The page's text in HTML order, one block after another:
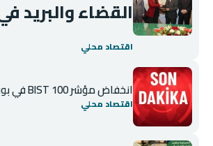
القضاء والبريد
اقتصاد محلي
انخفاض مؤشر BIST 100 في بورصة إسطنبول
اقتصاد محلي